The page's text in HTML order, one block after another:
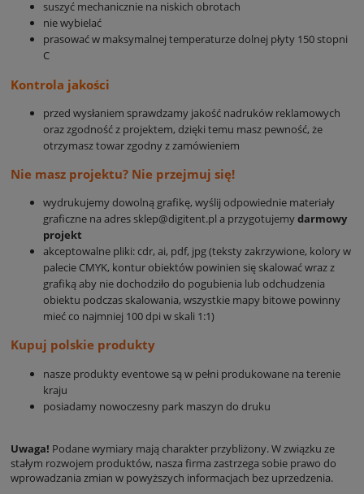
suszyć mechanicznie na niskich obrotach
nie wybielać
prasować w maksymalnej temperaturze dolnej płyty 150 stopni
C
Kontrola jakości
przed wysłaniem sprawdzamy jakość nadruków reklamowych
oraz zgodność z projektem, dzięki temu masz pewność, że
otrzymasz towar zgodny z zamówieniem
Nie masz projektu? Nie przejmuj się!
wydrukujemy dowolną grafikę, wyślij odpowiednie materiały
graficzne na adres sklep@digitent.pl a przygotujemydarmowy
projekt
akceptowalne pliki: cdr, ai, pdf, jpg (teksty zakrzywione, kolory w
palecie CMYK, kontur obiektów powinien się skalować wraz z
grafiką aby nie dochodziło do pogubienia lub odchudzenia
obiektu podczas skalowania, wszystkie mapy bitowe powinny
mieć co najmniej 100 dpi w skali 1:1)
Kupuj polskie produkty
nasze produkty eventowe są w pełni produkowane na terenie
kraju
posiadamy nowoczesny park maszyn do druku
Uwaga! Podane wymiary mają charakter przybliżony. W związku ze
stałym rozwojem produktów, nasza firma zastrzega sobie prawo do
wprowadzania zmian w powyższych informacjach bez uprzedzenia.